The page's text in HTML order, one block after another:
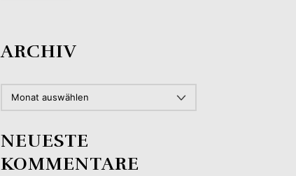
ARCHIV
NEUESTE
KOMMENTARE